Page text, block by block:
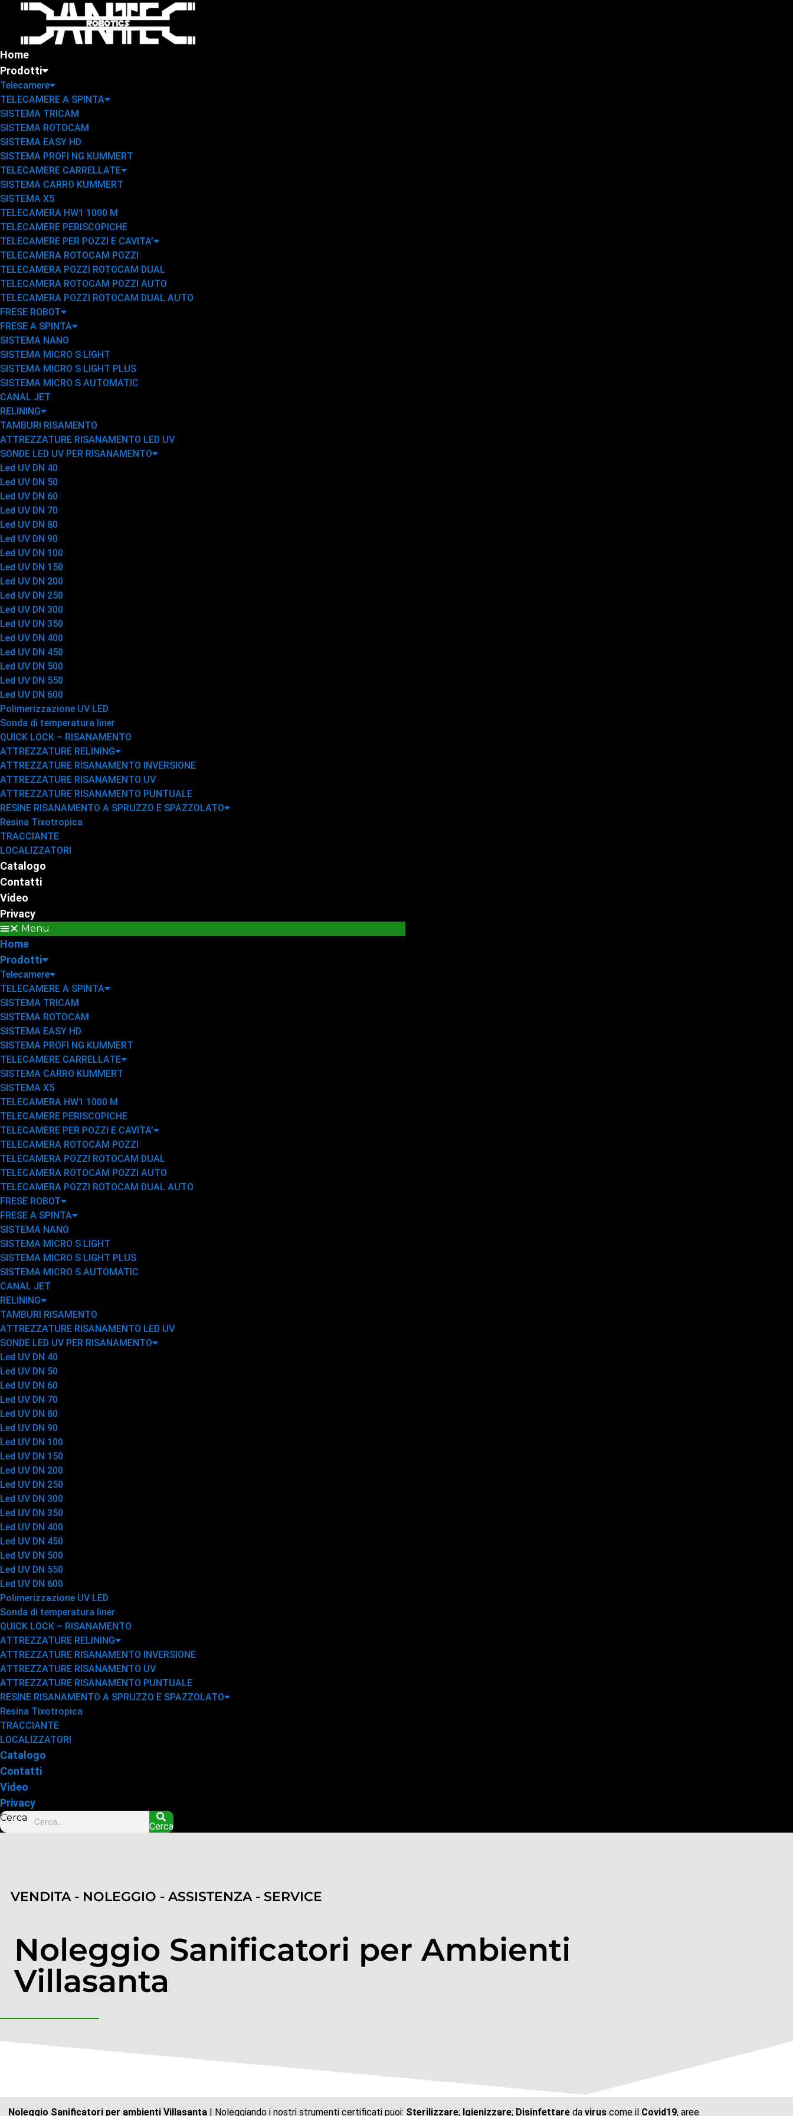
Home
Prodotti
Telecamere
TELECAMERE A SPINTA
SISTEMA TRICAM
SISTEMA ROTOCAM
SISTEMA EASY HD
SISTEMA PROFI NG KUMMERT
TELECAMERE CARRELLATE
SISTEMA CARRO KUMMERT
SISTEMA X5
TELECAMERA HW1 1000 M
TELECAMERE PERISCOPICHE
TELECAMERE PER POZZI E CAVITA’
TELECAMERA ROTOCAM POZZI
TELECAMERA POZZI ROTOCAM DUAL
TELECAMERA ROTOCAM POZZI AUTO
TELECAMERA POZZI ROTOCAM DUAL AUTO
FRESE ROBOT
FRESE A SPINTA
SISTEMA NANO
SISTEMA MICRO S LIGHT
SISTEMA MICRO S LIGHT PLUS
SISTEMA MICRO S AUTOMATIC
CANAL JET
RELINING
TAMBURI RISAMENTO
ATTREZZATURE RISANAMENTO LED UV
SONDE LED UV PER RISANAMENTO
Led UV DN 40
Led UV DN 50
Led UV DN 60
Led UV DN 70
Led UV DN 80
Led UV DN 90
Led UV DN 100
Led UV DN 150
Led UV DN 200
Led UV DN 250
Led UV DN 300
Led UV DN 350
Led UV DN 400
Led UV DN 450
Led UV DN 500
Led UV DN 550
Led UV DN 600
Polimerizzazione UV LED
Sonda di temperatura liner
QUICK LOCK – RISANAMENTO
ATTREZZATURE RELINING
ATTREZZATURE RISANAMENTO INVERSIONE
ATTREZZATURE RISANAMENTO UV
ATTREZZATURE RISANAMENTO PUNTUALE
RESINE RISANAMENTO A SPRUZZO E SPAZZOLATO
Resina Tixotropica
TRACCIANTE
LOCALIZZATORI
Catalogo
Contatti
Video
Privacy
Menu
Home
Prodotti
Telecamere
TELECAMERE A SPINTA
SISTEMA TRICAM
SISTEMA ROTOCAM
SISTEMA EASY HD
SISTEMA PROFI NG KUMMERT
TELECAMERE CARRELLATE
SISTEMA CARRO KUMMERT
SISTEMA X5
TELECAMERA HW1 1000 M
TELECAMERE PERISCOPICHE
TELECAMERE PER POZZI E CAVITA’
TELECAMERA ROTOCAM POZZI
TELECAMERA POZZI ROTOCAM DUAL
TELECAMERA ROTOCAM POZZI AUTO
TELECAMERA POZZI ROTOCAM DUAL AUTO
FRESE ROBOT
FRESE A SPINTA
SISTEMA NANO
SISTEMA MICRO S LIGHT
SISTEMA MICRO S LIGHT PLUS
SISTEMA MICRO S AUTOMATIC
CANAL JET
RELINING
TAMBURI RISAMENTO
ATTREZZATURE RISANAMENTO LED UV
SONDE LED UV PER RISANAMENTO
Led UV DN 40
Led UV DN 50
Led UV DN 60
Led UV DN 70
Led UV DN 80
Led UV DN 90
Led UV DN 100
Led UV DN 150
Led UV DN 200
Led UV DN 250
Led UV DN 300
Led UV DN 350
Led UV DN 400
Led UV DN 450
Led UV DN 500
Led UV DN 550
Led UV DN 600
Polimerizzazione UV LED
Sonda di temperatura liner
QUICK LOCK – RISANAMENTO
ATTREZZATURE RELINING
ATTREZZATURE RISANAMENTO INVERSIONE
ATTREZZATURE RISANAMENTO UV
ATTREZZATURE RISANAMENTO PUNTUALE
RESINE RISANAMENTO A SPRUZZO E SPAZZOLATO
Resina Tixotropica
TRACCIANTE
LOCALIZZATORI
Catalogo
Contatti
Video
Privacy
Cerca
Cerca
VENDITA - NOLEGGIO - ASSISTENZA - SERVICE
Noleggio Sanificatori per Ambienti
Villasanta
Noleggio Sanificatori per ambienti Villasanta | Noleggiando i nostri strumenti certificati puoi: Sterilizzare; Igienizzare; Disinfettare da virus come il Covid19, aree